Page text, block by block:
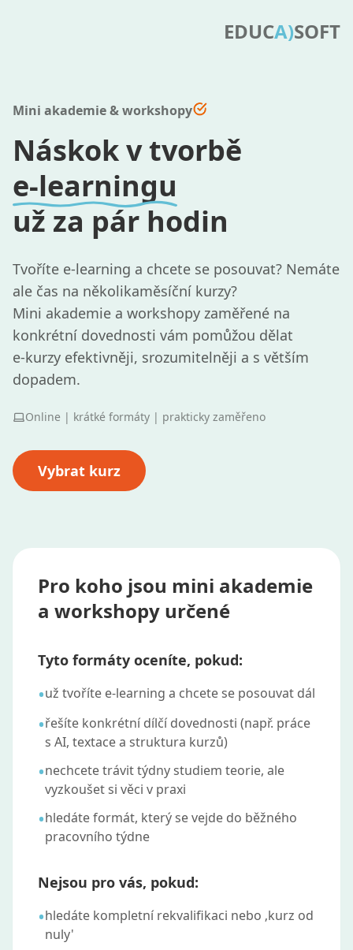
EDUCA)SOFT
Mini akademie & workshopy
Náskok v tvorbě
e‑learningu
už za pár hodin
Tvoříte e‑learning a chcete se posouvat? Nemáte
ale čas na několikaměsíční kurzy?
Mini akademie a workshopy zaměřené na
konkrétní dovednosti vám pomůžou dělat
e‑kurzy efektivněji, srozumitelněji a s větším
dopadem.
Online | krátké formáty | prakticky zaměřeno
Vybrat kurz
Pro koho jsou mini akademie
a workshopy určené
Tyto formáty oceníte, pokud:
•už tvoříte e‑learning a chcete se posouvat dál
•řešíte konkrétní dílčí dovednosti (např. práce
s AI, textace a struktura kurzů)
•nechcete trávit týdny studiem teorie, ale
vyzkoušet si věci v praxi
•hledáte formát, který se vejde do běžného
pracovního týdne
Nejsou pro vás, pokud:
•hledáte kompletní rekvalifikaci nebo ‚kurz od
nuly'